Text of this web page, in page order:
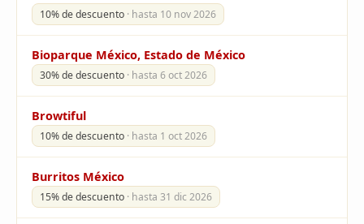
10% de descuento · hasta 10 nov 2026
Bioparque México, Estado de México
30% de descuento · hasta 6 oct 2026
Browtiful
10% de descuento · hasta 1 oct 2026
Burritos México
15% de descuento · hasta 31 dic 2026